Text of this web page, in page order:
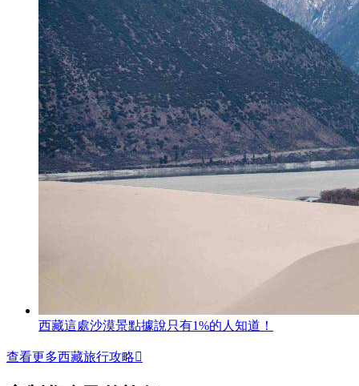
西藏這處沙漠景點據說只有1%的人知道！
查看更多西藏旅行攻略